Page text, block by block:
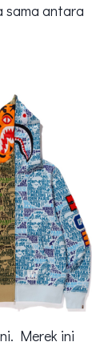
sama antara
Merek ini